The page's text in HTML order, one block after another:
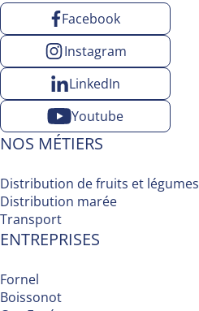
Facebook
Instagram
LinkedIn
Youtube
NOS MÉTIERS
Distribution de fruits et légumes
Distribution marée
Transport
ENTREPRISES
Fornel
Boissonot